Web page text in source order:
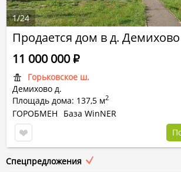
Продается дом в д. Демихово
Горьковское ш.
Демихово д.
Площадь дома: 137,5 м2
11 000 000Р
ГОРОБМЕН
База WinNER
1/24
Спецпредложения